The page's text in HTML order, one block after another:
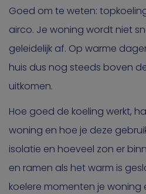
Goed om te weten:
airco. Je woning wordt niet
geleidelijk af. Op warme
huis dus nog steeds boven
uitkomen.
Hoe goed de koeling werkt,
woning en hoe je deze
isolatie en hoeveel zon er
en ramen als het warm is
koelere momenten je